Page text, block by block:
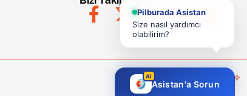
Pilburada Asistan
Size nasıl yardımcı
olabilirim?
AI
Asistan'a Sorun